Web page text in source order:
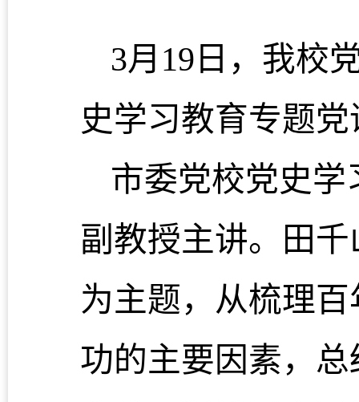
3月19日，我校
史学习教育专题
市委党校党史
副教授主讲。田
为主题，从梳理
功的主要因素，总